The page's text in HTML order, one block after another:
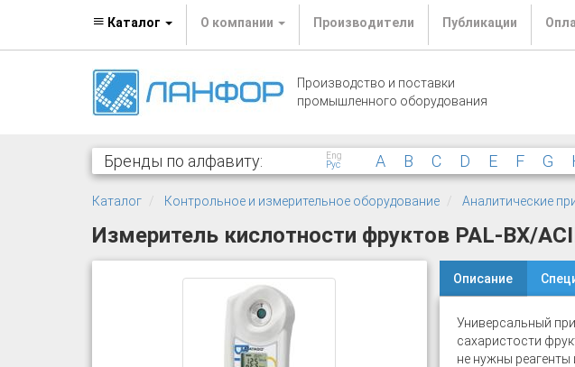
Каталог О компании Производители Публикации
Производство и поставки
промышленного оборудования
Бренды по алфавиту:
Eng
Рус
A B C D E F G
Каталог Контрольное и измерительное оборудование Аналитические
Измеритель кислотности фруктов PAL-BX/
Описание
Универсальный
сахаристости
не нужны реагенты